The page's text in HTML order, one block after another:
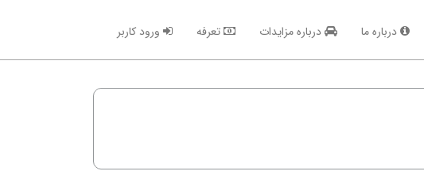
درباره ما درباره مزایدات تعرفه ورود کاربر